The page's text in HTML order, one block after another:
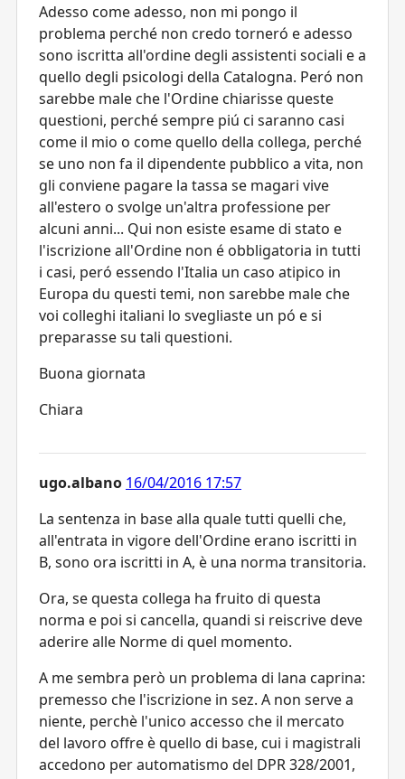
Adesso come adesso, non mi pongo il
problema perché non credo torneró e adesso
sono iscritta all'ordine degli assistenti sociali e a
quello degli psicologi della Catalogna. Peró non
sarebbe male che l'Ordine chiarisse queste
questioni, perché sempre piú ci saranno casi
come il mio o come quello della collega, perché
se uno non fa il dipendente pubblico a vita, non
gli conviene pagare la tassa se magari vive
all'estero o svolge un'altra professione per
alcuni anni... Qui non esiste esame di stato e
l'iscrizione all'Ordine non é obbligatoria in tutti
i casi, peró essendo l'Italia un caso atipico in
Europa du questi temi, non sarebbe male che
voi colleghi italiani lo svegliaste un pó e si
preparasse su tali questioni.
Buona giornata
Chiara
ugo.albano 16/04/2016 17:57
La sentenza in base alla quale tutti quelli che,
all'entrata in vigore dell'Ordine erano iscritti in
B, sono ora iscritti in A, è una norma transitoria.
Ora, se questa collega ha fruito di questa
norma e poi si cancella, quandi si reiscrive deve
aderire alle Norme di quel momento.
A me sembra però un problema di lana caprina:
premesso che l'iscrizione in sez. A non serve a
niente, perchè l'unico accesso che il mercato
del lavoro offre è quello di base, cui i magistrali
accedono per automatismo del DPR 328/2001,